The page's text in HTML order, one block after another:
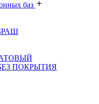
баз
ПОКРЫТИЯ